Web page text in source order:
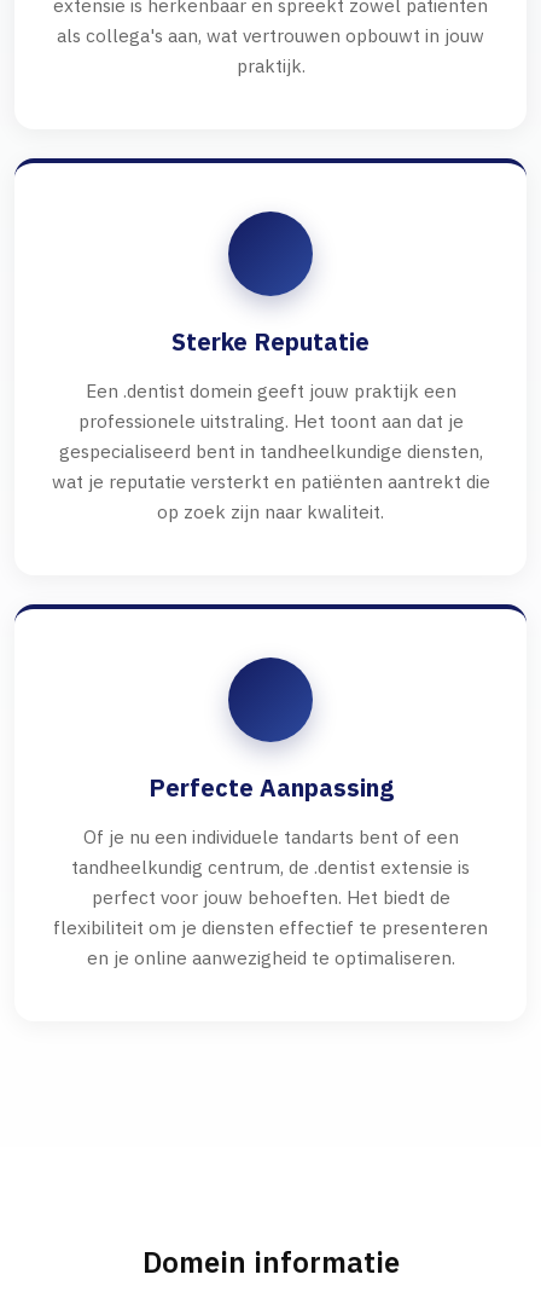
extensie is herkenbaar en spreekt zowel patiënten
als collega's aan, wat vertrouwen opbouwt in jouw
praktijk.
Sterke Reputatie
Een .dentist domein geeft jouw praktijk een
professionele uitstraling. Het toont aan dat je
gespecialiseerd bent in tandheelkundige diensten,
wat je reputatie versterkt en patiënten aantrekt die
op zoek zijn naar kwaliteit.
Perfecte Aanpassing
Of je nu een individuele tandarts bent of een
tandheelkundig centrum, de .dentist extensie is
perfect voor jouw behoeften. Het biedt de
flexibiliteit om je diensten effectief te presenteren
en je online aanwezigheid te optimaliseren.
Domein informatie